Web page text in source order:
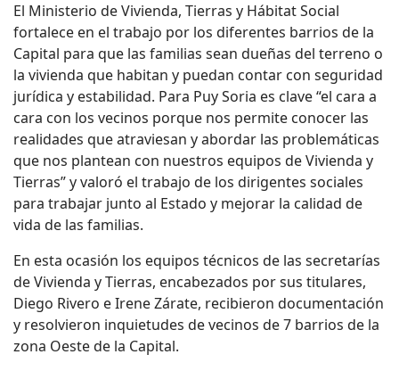
El Ministerio de Vivienda, Tierras y Hábitat Social
fortalece en el trabajo por los diferentes barrios de la
Capital para que las familias sean dueñas del terreno o
la vivienda que habitan y puedan contar con seguridad
jurídica y estabilidad. Para Puy Soria es clave “el cara a
cara con los vecinos porque nos permite conocer las
realidades que atraviesan y abordar las problemáticas
que nos plantean con nuestros equipos de Vivienda y
Tierras” y valoró el trabajo de los dirigentes sociales
para trabajar junto al Estado y mejorar la calidad de
vida de las familias.
En esta ocasión los equipos técnicos de las secretarías
de Vivienda y Tierras, encabezados por sus titulares,
Diego Rivero e Irene Zárate, recibieron documentación
y resolvieron inquietudes de vecinos de 7 barrios de la
zona Oeste de la Capital.